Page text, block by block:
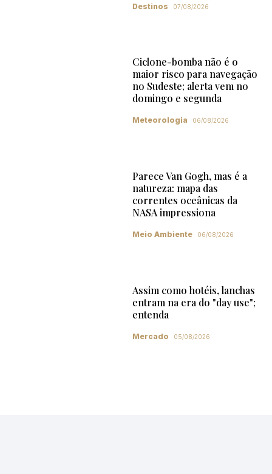
Destinos 07/08/2026
Ciclone-bomba não é o
maior risco para navegação
no Sudeste; alerta vem no
domingo e segunda
Meteorologia 06/08/2026
Parece Van Gogh, mas é a
natureza: mapa das
correntes oceânicas da
NASA impressiona
Meio Ambiente 06/08/2026
Assim como hotéis, lanchas
entram na era do "day use";
entenda
Mercado 05/08/2026